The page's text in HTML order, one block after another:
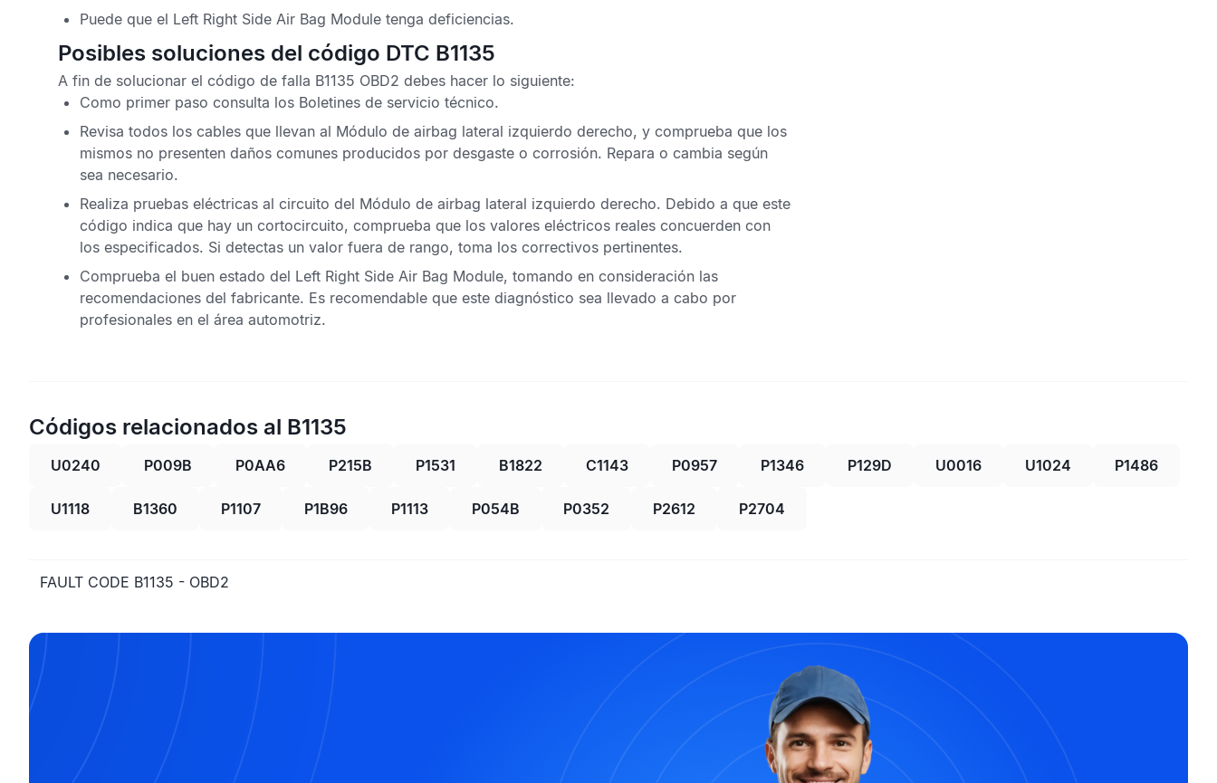
Puede que el Left Right Side Air Bag Module tenga deficiencias.
Posibles soluciones del código DTC B1135
A fin de solucionar el código de falla B1135 OBD2 debes hacer lo siguiente:
Como primer paso consulta los Boletines de servicio técnico.
Revisa todos los cables que llevan al Módulo de airbag lateral izquierdo derecho, y comprueba que los
mismos no presenten daños comunes producidos por desgaste o corrosión. Repara o cambia según
sea necesario.
Realiza pruebas eléctricas al circuito del Módulo de airbag lateral izquierdo derecho. Debido a que este
código indica que hay un cortocircuito, comprueba que los valores eléctricos reales concuerden con
los especificados. Si detectas un valor fuera de rango, toma los correctivos pertinentes.
Comprueba el buen estado del Left Right Side Air Bag Module, tomando en consideración las
recomendaciones del fabricante. Es recomendable que este diagnóstico sea llevado a cabo por
profesionales en el área automotriz.
Códigos relacionados al B1135
U0240 P009B P0AA6 P215B P1531 B1822 C1143 P0957 P1346 P129D U0016 U1024 P1486
U1118 B1360 P1107 P1B96 P1113 P054B P0352 P2612 P2704
FAULT CODE B1135 - OBD2